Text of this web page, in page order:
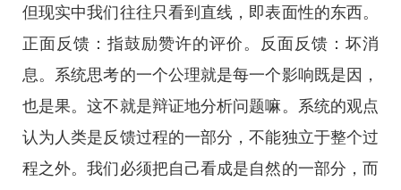
但现实中我们往往只看到直线，即表面性的东西。
正面反馈：指鼓励赞许的评价。反面反馈：坏消
息。系统思考的一个公理就是每一个影响既是因，
也是果。这不就是辩证地分析问题嘛。系统的观点
认为人类是反馈过程的一部分，不能独立于整个过
程之外。我们必须把自己看成是自然的一部分，而